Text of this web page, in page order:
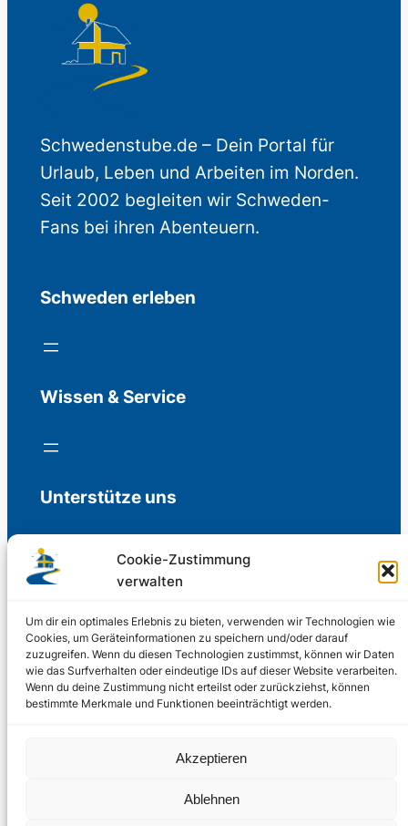
Cookie-Zustimmung
verwalten
Um dir ein optimales Erlebnis zu bieten, verwenden wir Technologien wie
Cookies, um Geräteinformationen zu speichern und/oder darauf
zuzugreifen. Wenn du diesen Technologien zustimmst, können wir Daten
wie das Surfverhalten oder eindeutige IDs auf dieser Website verarbeiten.
Wenn du deine Zustimmung nicht erteilst oder zurückziehst, können
bestimmte Merkmale und Funktionen beeinträchtigt werden.
Akzeptieren
Ablehnen
Schwedenstube.de – Dein Portal für
Urlaub, Leben und Arbeiten im Norden.
Seit 2002 begleiten wir Schweden-
Fans bei ihren Abenteuern.
Schweden erleben
Wissen & Service
Unterstütze uns
Freiwillige Spenden für die Aufrechterhaltung
Support us
© 2002 – 2026